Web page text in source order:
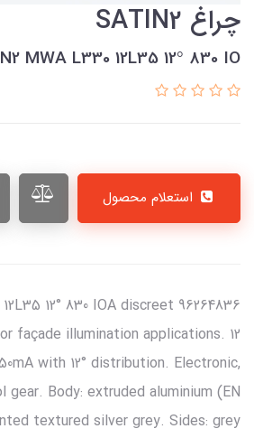
چراغ SATIN2
MWA L330 12L35 12° 830 IO
12L35 12° 830 IOA discreet
façade illumination applications. 12
with 12° distribution. Electronic,
Body: extruded aluminium (EN
textured silver grey. Sides: grey